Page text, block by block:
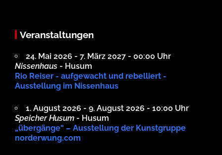
Veranstaltungen
24. Mai 2026 - 7. März 2027 - 00:00 Uhr
Nissenhaus - Husum
Rio Reiser - aufgewacht und rebelliert -
Ausstellung im Nissenhaus
1. August 2026 - 9. August 2026 - 10:00 Uhr
Speicher Husum - Husum
„übergänge“ – Ausstellung der Kunstgruppe
norderwung.com